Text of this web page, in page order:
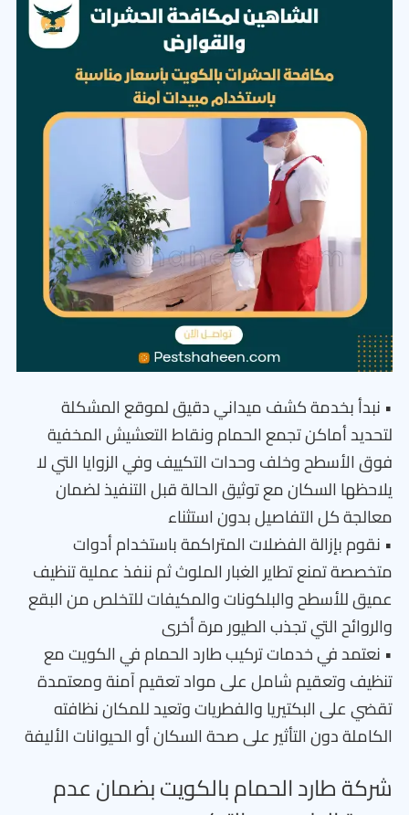
• نبدأ بخدمة كشف ميداني دقيق لموقع المشكلة
لتحديد أماكن تجمع الحمام ونقاط التعشيش المخفية
فوق الأسطح وخلف وحدات التكييف وفي الزوايا التي لا
يلاحظها السكان مع توثيق الحالة قبل التنفيذ لضمان
معالجة كل التفاصيل بدون استثناء
• نقوم بإزالة الفضلات المتراكمة باستخدام أدوات
متخصصة تمنع تطاير الغبار الملوث ثم ننفذ عملية تنظيف
عميق للأسطح والبلكونات والمكيفات للتخلص من البقع
والروائح التي تجذب الطيور مرة أخرى
• نعتمد في خدمات تركيب طارد الحمام في الكويت مع
تنظيف وتعقيم شامل على مواد تعقيم آمنة ومعتمدة
تقضي على البكتيريا والفطريات وتعيد للمكان نظافته
الكاملة دون التأثير على صحة السكان أو الحيوانات الأليفة
شركة طارد الحمام بالكويت بضمان عدم